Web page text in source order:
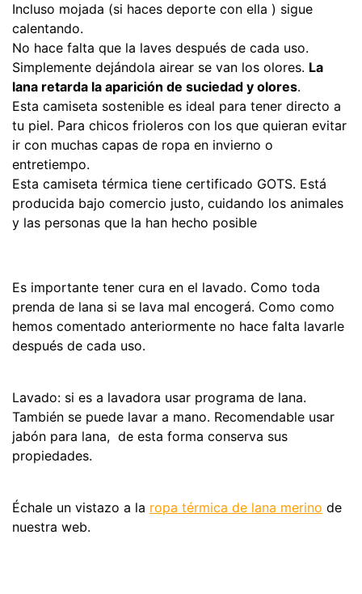
Incluso mojada (si haces deporte con ella ) sigue
calentando.
No hace falta que la laves después de cada uso.
Simplemente dejándola airear se van los olores. La
lana retarda la aparición de suciedad y olores.
Esta camiseta sostenible es ideal para tener directo a
tu piel. Para chicos frioleros con los que quieran evitar
ir con muchas capas de ropa en invierno o
entretiempo.
Esta camiseta térmica tiene certificado GOTS. Está
producida bajo comercio justo, cuidando los animales
y las personas que la han hecho posible
Es importante tener cura en el lavado. Como toda
prenda de lana si se lava mal encogerá. Como como
hemos comentado anteriormente no hace falta lavarle
después de cada uso.
Lavado: si es a lavadora usar programa de lana.
También se puede lavar a mano. Recomendable usar
jabón para lana, de esta forma conserva sus
propiedades.
Échale un vistazo a la ropa térmica de lana merino de
nuestra web.